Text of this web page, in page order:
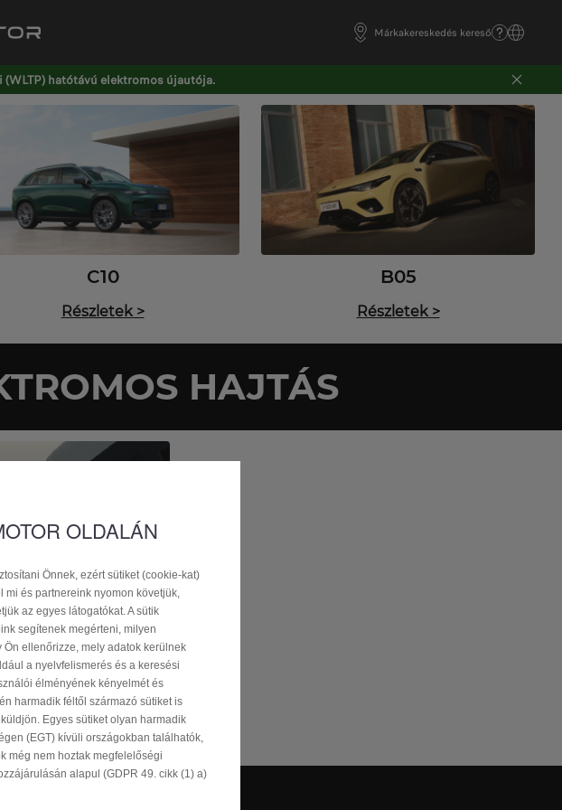
Márkakereskedés kereső
hatótávú elektromos újautója.
C10
Részletek>
B05
Részletek>
HAJTÁS
EV
OLDALÁN
Önnek, ezért sütiket (cookie-kat)
és partnereink nyomon követjük,
az egyes látogatókat. A sütik
segítenek megérteni, milyen
ellenőrizze, mely adatok kerülnek
a nyelvfelismerés és a keresési
élményének kényelmét és
harmadik féltől származó sütiket is
Egyes sütiket olyan harmadik
(EGT) kívüli országokban találhatók,
még nem hoztak megfelelőségi
alapul (GDPR 49. cikk (1) a)